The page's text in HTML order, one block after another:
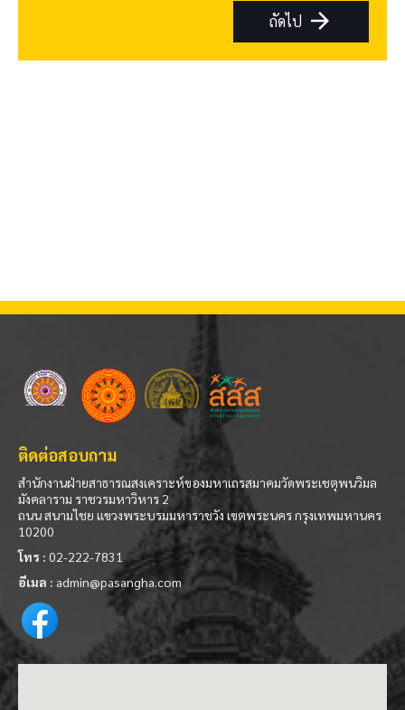
ถัดไป arrow_forward
ติดต่อสอบถาม
สำนักงานฝ่ายสาธารณสงเคราะห์ของมหาเถรสมาคมวัดพระเชตุพนวิมล
มังคลาราม ราชวรมหาวิหาร 2
ถนน สนามไชย แขวงพระบรมมหาราชวัง เขตพระนคร กรุงเทพมหานคร
10200
โทร : 02-222-7831
อีเมล : admin@pasangha.com